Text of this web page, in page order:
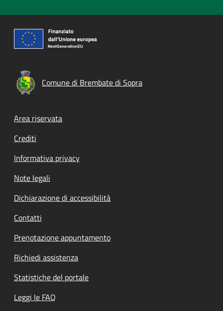
Comune di Brembate di Sopra
Footer menu
Area riservata
Crediti
Informativa privacy
Note legali
Dichiarazione di accessibilità
Contatti
Prenotazione appuntamento
Richiedi assistenza
Statistiche del portale
Leggi le FAQ